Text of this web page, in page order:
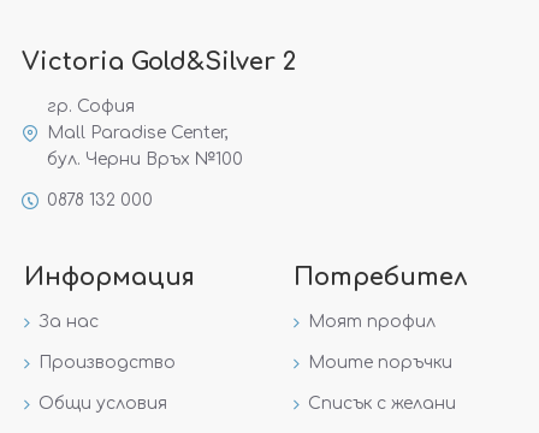
Victoria Gold&Silver 2
гр. София
Mall Paradise Center,
бул. Черни Връх №100
0878 132 000
Информация
За нас
Производство
Общи условия
Потребител
Моят профил
Моите поръчки
Списък с желани